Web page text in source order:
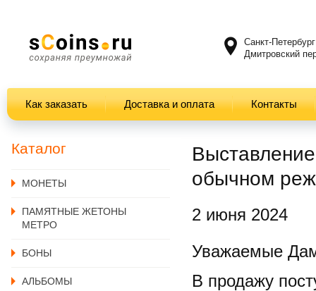
Санкт-Петербург
Дмитровский
Как заказать Доставка и оплата Контакты
Каталог
MОНЕТЫ
ПАМЯТНЫЕ ЖЕТОНЫ
МЕТРО
БОНЫ
АЛЬБОМЫ
обычном
2 июня 2024
Уважаемые
В продажу